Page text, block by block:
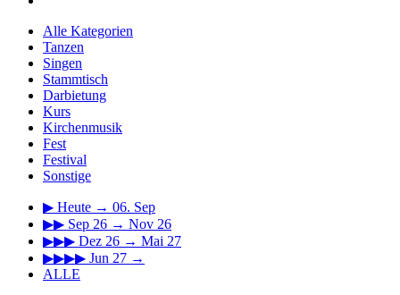
Alle Kategorien
Tanzen
Singen
Stammtisch
Darbietung
Kurs
Kirchenmusik
Fest
Festival
Sonstige
▶ Heute → 06. Sep
▶▶ Sep 26 → Nov 26
▶▶▶ Dez 26 → Mai 27
▶▶▶▶ Jun 27 →
ALLE